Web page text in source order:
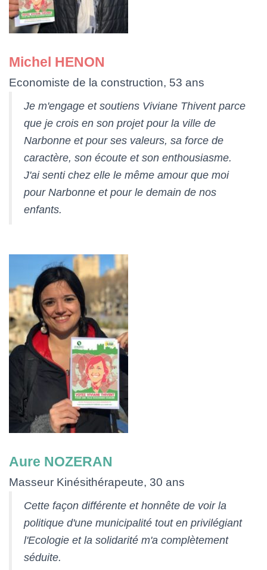
Michel HENON
Economiste de la construction, 53 ans
Je m'engage et soutiens Viviane Thivent parce
que je crois en son projet pour la ville de
Narbonne et pour ses valeurs, sa force de
caractère, son écoute et son enthousiasme.
J'ai senti chez elle le même amour que moi
pour Narbonne et pour le demain de nos
enfants.
Aure NOZERAN
Masseur Kinésithérapeute, 30 ans
Cette façon différente et honnête de voir la
politique d'une municipalité tout en privilégiant
l'Ecologie et la solidarité m'a complètement
séduite.